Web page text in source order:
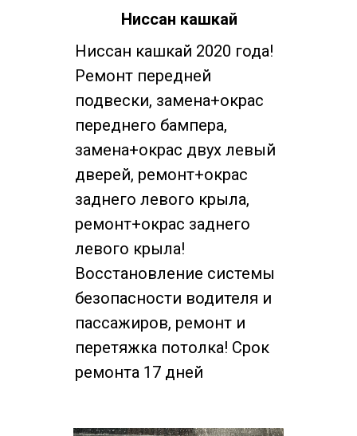
Ниссан кашкай
Ниссан кашкай 2020 года!
Ремонт передней
подвески, замена+окрас
переднего бампера,
замена+окрас двух левый
дверей, ремонт+окрас
заднего левого крыла,
ремонт+окрас заднего
левого крыла!
Восстановление системы
безопасности водителя и
пассажиров, ремонт и
перетяжка потолка! Срок
ремонта 17 дней